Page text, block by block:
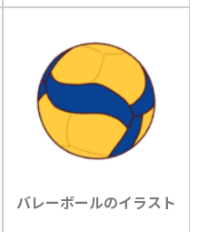
バレーボールのイラスト